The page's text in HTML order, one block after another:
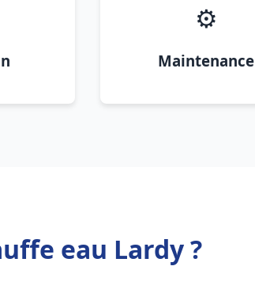
⚙️
Maintenance
eau Lardy ?